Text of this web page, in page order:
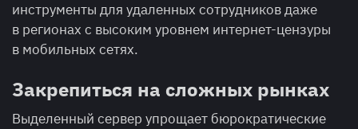
инструменты для удаленных сотрудников даже
в регионах с высоким уровнем интернет-цензуры
в мобильных сетях.
Закрепиться на сложных рынках
Выделенный сервер упрощает бюрократические